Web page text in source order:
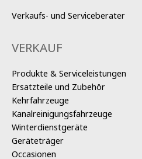
Verkaufs- und Serviceberater
VERKAUF
Produkte & Serviceleistungen
Ersatzteile und Zubehör
Kehrfahrzeuge
Kanalreinigungsfahrzeuge
Winterdienstgeräte
Geräteträger
Occasionen